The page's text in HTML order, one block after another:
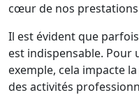
cœur de nos
Il est évident que
est indispensable.
exemple, cela impacte
des activités